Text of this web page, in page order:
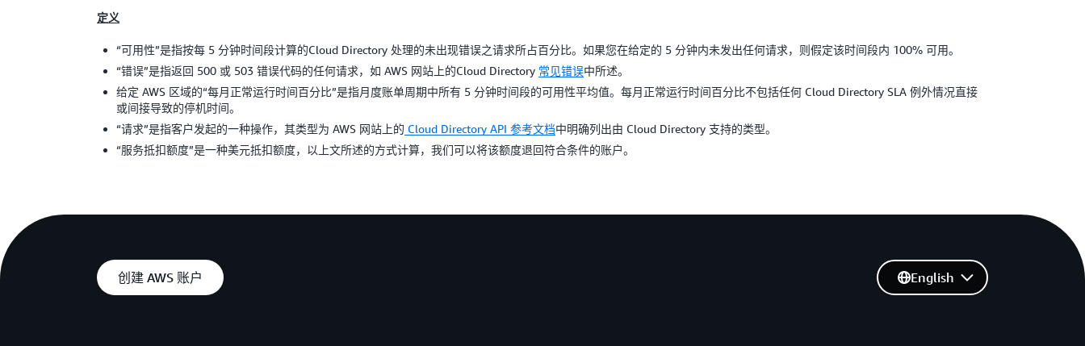
定义
“可用性”是指按每 5 分钟时间段计算的Cloud Directory 处理的未出现错误之请求所占百分比。如果您在给定的 5 分钟内未发出任何请求，则假定该时间段内 100% 可用。
“错误”是指返回 500 或 503 错误代码的任何请求，如 AWS 网站上的Cloud Directory 常见错误中所述。
给定 AWS 区域的“每月正常运行时间百分比”是指月度账单周期中所有 5 分钟时间段的可用性平均值。每月正常运行时间百分比不包括任何 Cloud Directory SLA 例外情况直接
或间接导致的停机时间。
“请求”是指客户发起的一种操作，其类型为 AWS 网站上的 Cloud Directory API 参考文档中明确列出由 Cloud Directory 支持的类型。
“服务抵扣额度”是一种美元抵扣额度，以上文所述的方式计算，我们可以将该额度退回符合条件的账户。
创建 AWS 账户 English